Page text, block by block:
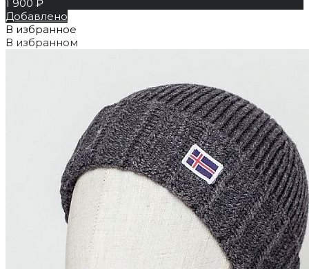
1 900 ₽
Добавлено
В избранное
В избранном